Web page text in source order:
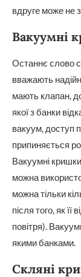
вдруге може не
Вакуумні
Останнє слово
вважають
мають клапан,
якої з банки
вакуум, доступ
припиняється
Вакуумні
можна
можна тільки
після того, як
повітря).
якими банками.
Скляні